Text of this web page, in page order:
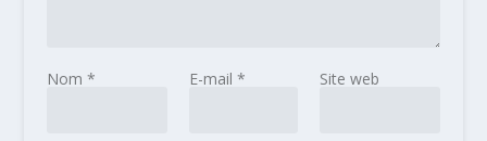
Nom * E-mail * Site web